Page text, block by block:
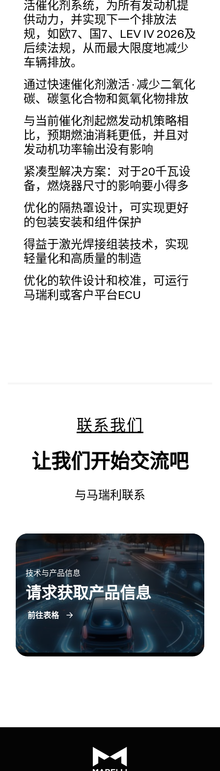
活催化剂系统，为所有发动机提
供动力，并实现下一个排放法
规，如欧7、国7、LEV IV 2026及
后续法规，从而最大限度地减少
车辆排放。
通过快速催化剂激活·减少二氧化
碳、碳氢化合物和氮氧化物排放
与当前催化剂起燃发动机策略相
比，预期燃油消耗更低，并且对
发动机功率输出没有影响
紧凑型解决方案：对于20千瓦设
备，燃烧器尺寸的影响要小得多
优化的隔热罩设计，可实现更好
的包装安装和组件保护
得益于激光焊接组装技术，实现
轻量化和高质量的制造
优化的软件设计和校准，可运行
马瑞利或客户平台ECU
联系我们
让我们开始交流吧
与马瑞利联系
技术与产品信息
请求获取产品信息
前往表格